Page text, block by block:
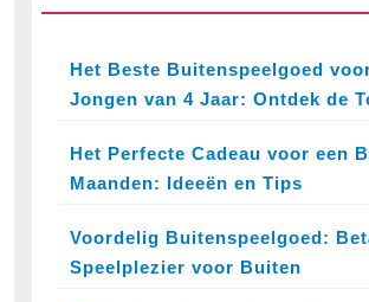
Het Beste Buitenspeelgoed
Jongen van 4 Jaar: Ontdek de
Het Perfecte Cadeau voor een
Maanden: Ideeën en Tips
Voordelig Buitenspeelgoed:
Speelplezier voor Buiten